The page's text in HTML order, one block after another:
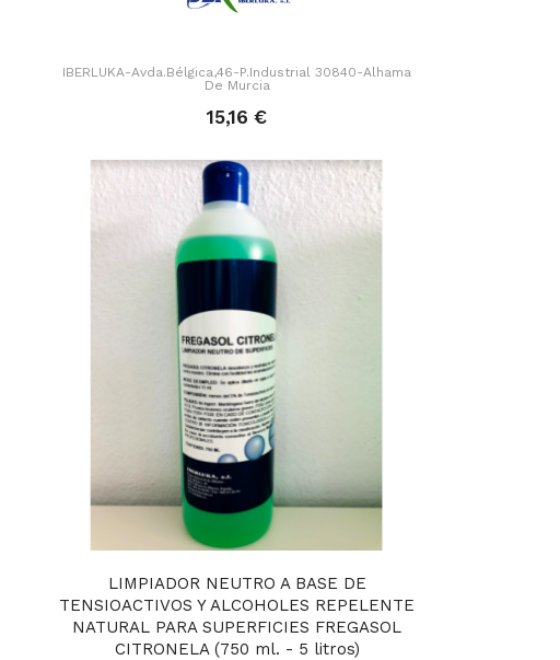
IBERLUKA-Avda.Bélgica,46-P.Industrial 30840-Alhama
De Murcia
15,16 €
LIMPIADOR NEUTRO A BASE DE
TENSIOACTIVOS Y ALCOHOLES REPELENTE
NATURAL PARA SUPERFICIES FREGASOL
CITRONELA (750 ml. - 5 litros)